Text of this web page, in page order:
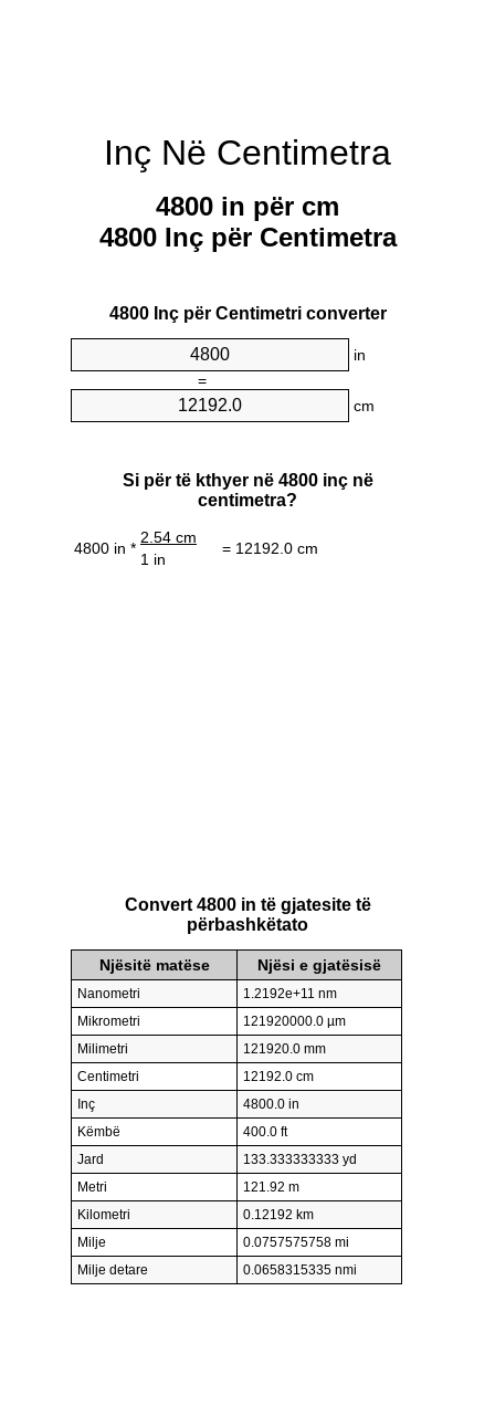
Inç Në Centimetra
4800 in për cm
4800 Inç për Centimetra
4800 Inç për Centimetri converter
in
=
cm
Si për të kthyer në 4800 inç në
centimetra?
4800 in *
2.54 cm
= 12192.0 cm
1 in
Convert 4800 in të gjatesite të
përbashkëtato
Njësitë matëse Njësi e gjatësisë
Nanometri
1.2192e+11 nm
Mikrometri
121920000.0 µm
Milimetri
121920.0 mm
Centimetri
12192.0 cm
Inç
4800.0 in
Këmbë
400.0 ft
Jard
133.333333333 yd
Metri
121.92 m
Kilometri
0.12192 km
Milje
0.0757575758 mi
Milje detare
0.0658315335 nmi